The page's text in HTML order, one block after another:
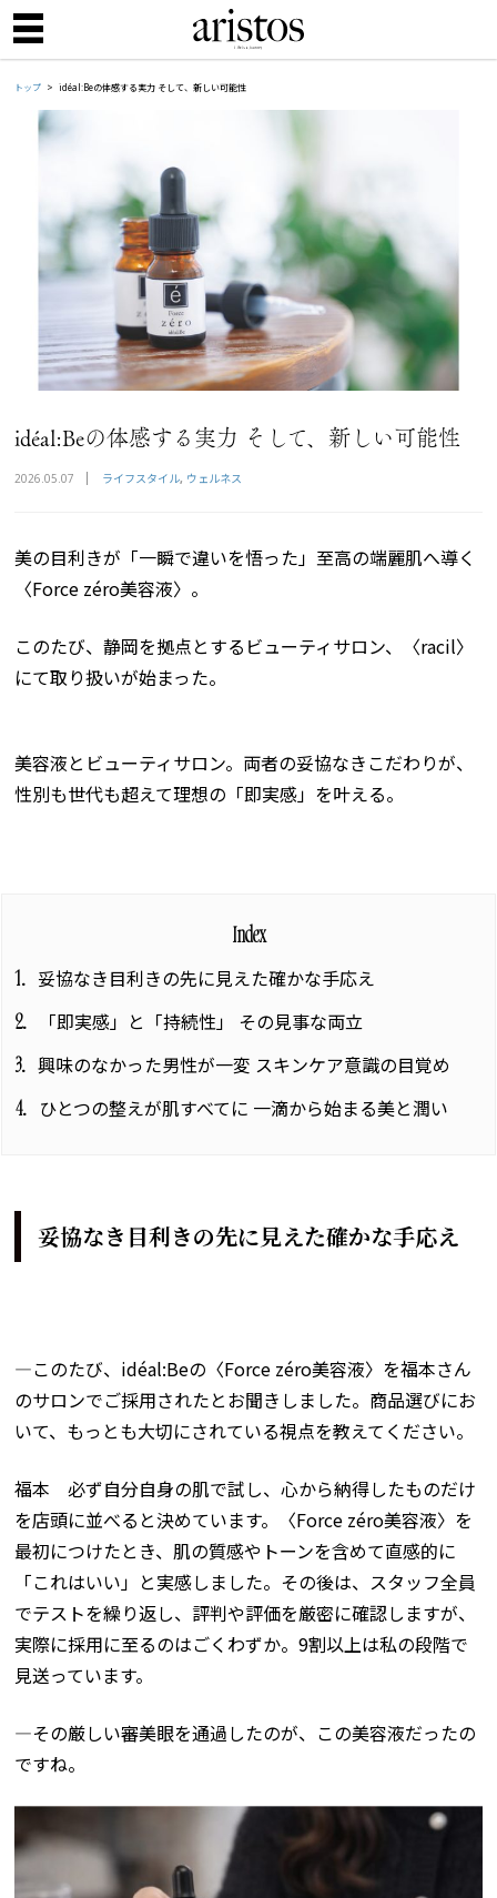
トップ idéal:Beの体感する実力 そして、新しい可能性
idéal:Beの体感する実力 そして、新しい可能性
2026.05.07 ライフスタイル ウェルネス
美の目利きが「一瞬で違いを悟った」至高の端麗肌へ導く
〈Force zéro美容液〉。
このたび、静岡を拠点とするビューティサロン、〈racil〉
にて取り扱いが始まった。
美容液とビューティサロン。両者の妥協なきこだわりが、
性別も世代も超えて理想の「即実感」を叶える。
Index
1 妥協なき目利きの先に見えた確かな手応え
2 「即実感」と「持続性」 その見事な両立
3 興味のなかった男性が一変 スキンケア意識の目覚め
4 ひとつの整えが肌すべてに 一滴から始まる美と潤い
妥協なき目利きの先に見えた確かな手応え
―このたび、 idéal:Beの〈Force zéro美容液〉を福本さん
のサロンでご採用されたとお聞きしました。商品選びにお
いて、もっとも大切にされている視点を教えてください。
福本 必ず自分自身の肌で試し、心から納得したものだけ
を店頭に並べると決めています。〈Force zéro美容液〉を
最初につけたとき、肌の質感やトーンを含めて直感的に
「これはいい」と実感しました。その後は、スタッフ全員
でテストを繰り返し、評判や評価を厳密に確認しますが、
実際に採用に至るのはごくわずか。9割以上は私の段階で
見送っています。
―その厳しい審美眼を通過したのが、この美容液だったの
ですね。